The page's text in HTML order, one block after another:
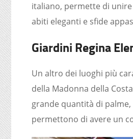
italiano, permette di
abiti eleganti e sfide
Giardini Regina
Un altro dei luoghi più
della Madonna della
grande quantità di
permettono di avere un